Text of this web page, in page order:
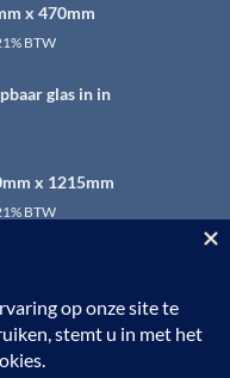
x 470mm
BTW
glas in in
x 1215mm
BTW
van HTI-RVS |